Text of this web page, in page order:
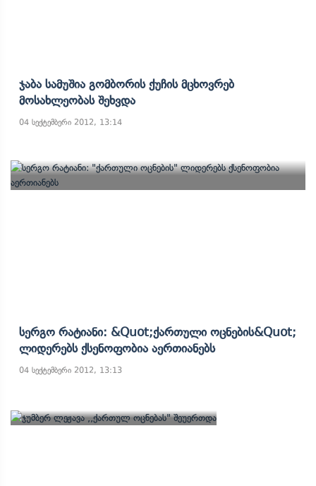
Ჯაბა Სამუშია Გომბორის Ქუჩის Მცხოვრებ
Მოსახლეობას Შეხვდა
04 სექტემბერი 2012, 13:14
Სერგო Რატიანი: &quot;ქართული Ოცნების&quot;
Ლიდერებს Ქსენოფობია Აერთიანებს
04 სექტემბერი 2012, 13:13